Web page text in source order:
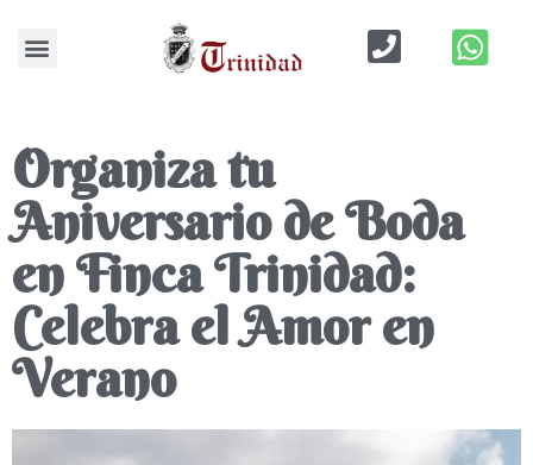
Organiza tu
Aniversario de Boda
en Finca Trinidad:
Celebra el Amor en
Verano